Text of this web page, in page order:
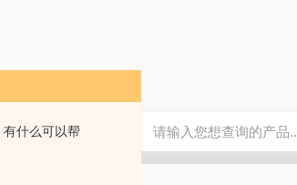
什么可以帮
TX-200日本凯特KETT外观分析仪器 粒度镜